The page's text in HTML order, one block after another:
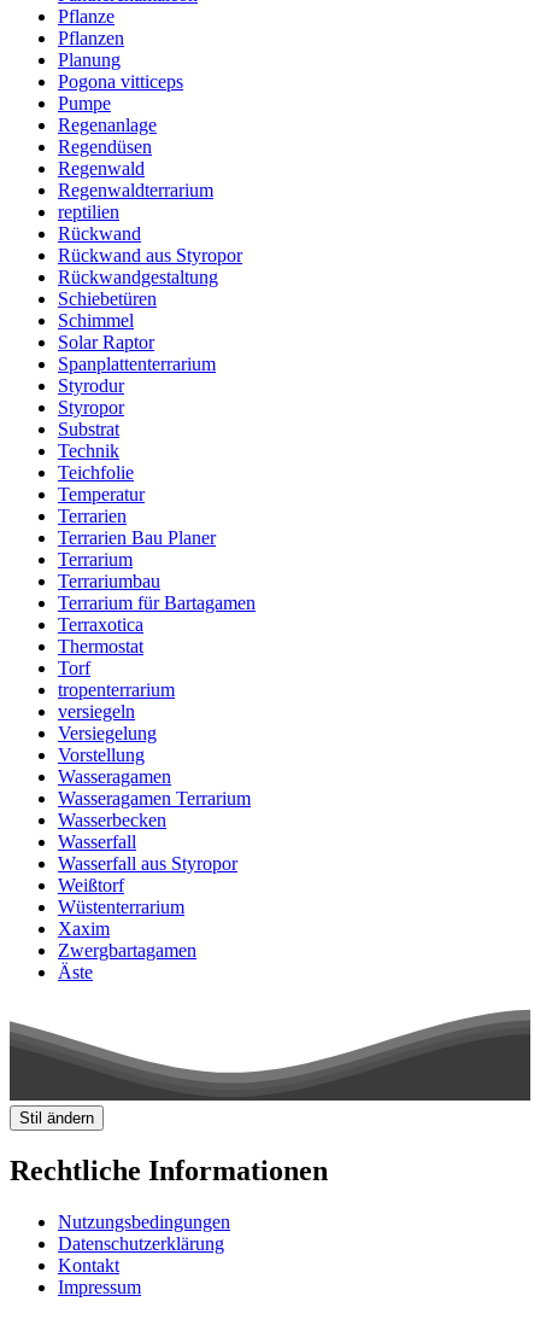
Pflanze
Pflanzen
Planung
Pogona vitticeps
Pumpe
Regenanlage
Regendüsen
Regenwald
Regenwaldterrarium
reptilien
Rückwand
Rückwand aus Styropor
Rückwandgestaltung
Schiebetüren
Schimmel
Solar Raptor
Spanplattenterrarium
Styrodur
Styropor
Substrat
Technik
Teichfolie
Temperatur
Terrarien
Terrarien Bau Planer
Terrarium
Terrariumbau
Terrarium für Bartagamen
Terraxotica
Thermostat
Torf
tropenterrarium
versiegeln
Versiegelung
Vorstellung
Wasseragamen
Wasseragamen Terrarium
Wasserbecken
Wasserfall
Wasserfall aus Styropor
Weißtorf
Wüstenterrarium
Xaxim
Zwergbartagamen
Äste
Stil ändern
Rechtliche Informationen
Nutzungsbedingungen
Datenschutzerklärung
Kontakt
Impressum